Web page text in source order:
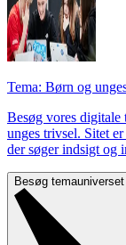
Tema: Børn og
Besøg vores
unges trivsel. Sitet
der søger indsigt og
Besøg temauniverset